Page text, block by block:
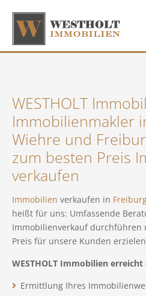
WESTHOLT
Immobilienmakler
Wiehre und
zum besten Preis
verkaufen
Immobilien verkaufen in
heißt für uns: Umfassende
Immobilienverkauf durchführen
Preis für unsere Kunden
WESTHOLT Immobilien
Ermittlung Ihres